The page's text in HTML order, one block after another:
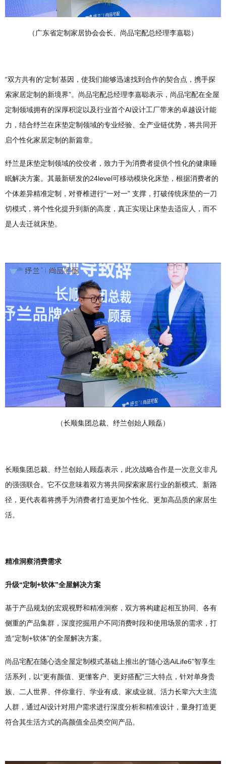
（广东省定制家居协会会长、尚品宅配总经理李嘉聪）
“双方共有的‘定制’基因，使我们能够迅速找到合作的契合点，携手探
索家居定制的新境界”。尚品宅配总经理李嘉聪表示，尚品宅配在全屋
定制领域拥有的深厚积淀以及行业首个AI设计工厂带来的卓越设计能
力，结合纾兰在床垫定制领域的专业经验、全产业链优势，将共同开
启个性化家居定制的新篇章。
纾兰是床垫定制领域的佼佼者，致力于为消费者提供个性化的健康睡
眠解决方案。其最新研发的24level可移动模块化床垫，根据消费者的
个体差异精准定制，对脊椎进行“一对一” 支撑，打破传统床垫的一刀
切模式，将个性化提升到新的高度，真正实现让床垫去适应人，而不
是人去迁就床垫。
（长顺集团总裁、纾兰创始人顾磊）
长顺集团总裁、纾兰创始人顾磊表示，此次战略合作是一次意义非凡
的强强联合。它不仅意味着双方将共同探索家居行业的新模式、新路
径，更代表着将携手为消费者打造更加个性化、更加高品质的家居生
活。
精准洞察消费需求
升级“定制+软体”全屋解决方案
基于产品规划的宏观视野和精准洞察，双方将构建起相互协同、各有
侧重的产品集群，深度挖掘用户不同消费时段和使用场景的需求，打
造“定制+软体”的全屋解决方案。
尚品宅配在随心选全屋定制模式基础上推出的“随心选AiLife6”智享生
活系列，以“更有颜值、更懂客户、更好搭配”三大特点，针对单身贵
族、二人世界、伴你童行、学业有成、家成业就、活力长辈六大主流
人群，通过AI设计对用户需求进行深度分析和精准设计，量身打造更
符合其生活方式的高颜值全品类空间产品。